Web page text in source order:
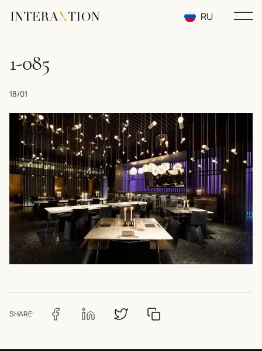
RU
1-085
18/01
SHARE: